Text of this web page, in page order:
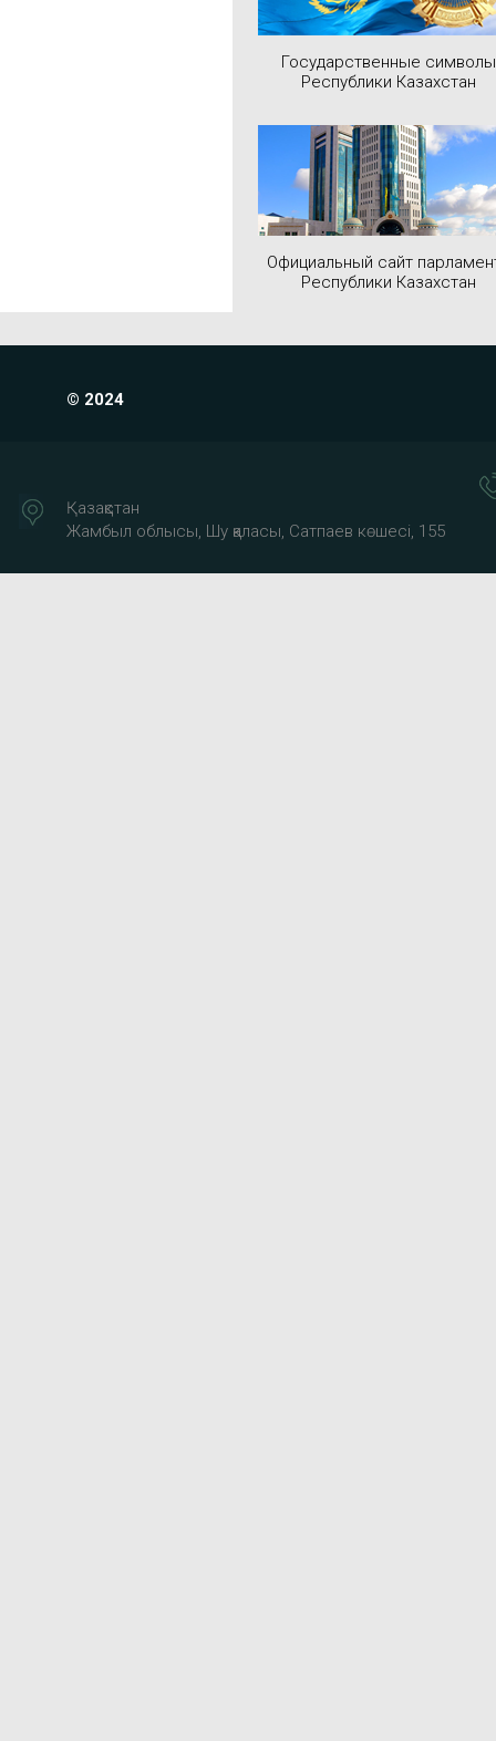
Государственные символы
Республики Казахстан
Официальный сайт
Республики Казахстан
© 2024
Қазақстан
Жамбыл облысы, Шу қаласы, Сатпаев көшесі, 155